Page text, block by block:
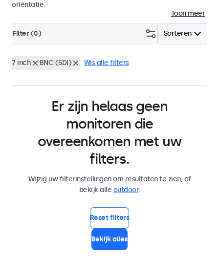
oriëntatie.
Toon meer
Sorteren
Filter (0)
7 inch BNC (SDI) Wis alle filters
Er zijn helaas geen
monitoren die
overeenkomen met uw
filters.
Wijzig uw filterinstellingen om resultaten te zien, of
bekijk alle outdoor.
Reset filters
Bekijk alles